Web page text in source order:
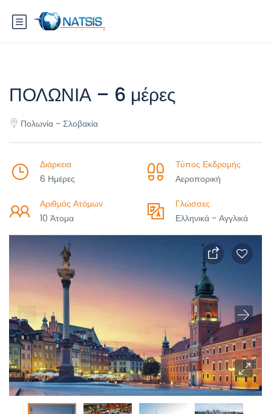
ΠΟΛΩΝΙΑ – 6 μέρες
Πολωνία - Σλοβακία
Διάρκεια
6 Ημέρες
Τύπος Εκδρομής
Αεροπορική
Αριθμός Ατόμων
10 Άτομα
Γλώσσες
Ελληνικά - Αγγλικά